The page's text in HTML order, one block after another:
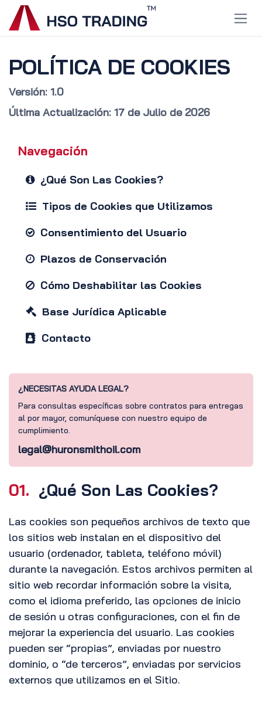
Ir al contenido
POLÍTICA DE COOKIES
Versión: 1.0
Última Actualización: 17 de Julio de 2026
Navegación
¿Qué Son Las Cookies?
Tipos de Cookies que Utilizamos
Consentimiento del Usuario
Plazos de Conservación
Cómo Deshabilitar las Cookies
Base Jurídica Aplicable
Contacto
¿NECESITAS AYUDA LEGAL?
Para consultas específicas sobre contratos para entregas
al por mayor, comuníquese con nuestro equipo de
cumplimiento.
legal@huronsmithoil.com
01. ¿Qué Son Las Cookies?
Las cookies son pequeños archivos de texto que
los sitios web instalan en el dispositivo del
usuario (ordenador, tableta, teléfono móvil)
durante la navegación. Estos archivos permiten al
sitio web recordar información sobre la visita,
como el idioma preferido, las opciones de inicio
de sesión u otras configuraciones, con el fin de
mejorar la experiencia del usuario. Las cookies
pueden ser “propias”, enviadas por nuestro
dominio, o “de terceros”, enviadas por servicios
externos que utilizamos en el Sitio.